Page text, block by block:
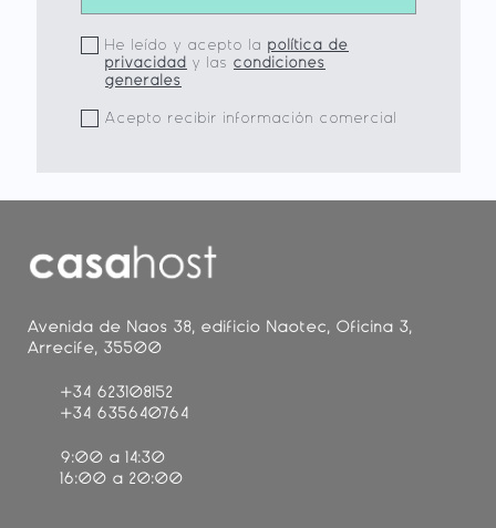
He leído y acepto la política de
privacidad y las condiciones
generales
Acepto recibir información comercial
Avenida de Naos 38, edificio Naotec, Oficina 3,
Arrecife, 35500
+34 623108152
+34 635640764
9:00 a 14:30
16:00 a 20:00